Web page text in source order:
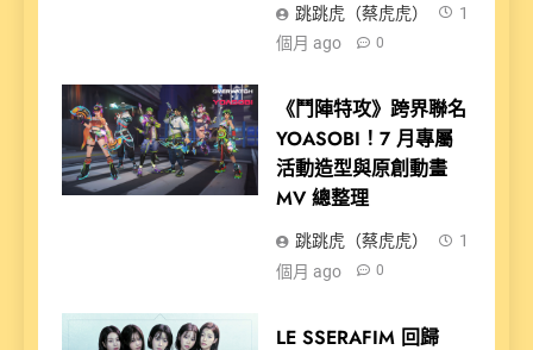
跳跳虎（蔡虎虎）
1
個月 ago
0
《鬥陣特攻》跨界聯名
YOASOBI！7 月專屬
活動造型與原創動畫
MV 總整理
跳跳虎（蔡虎虎）
1
個月 ago
0
LE SSERAFIM 回歸